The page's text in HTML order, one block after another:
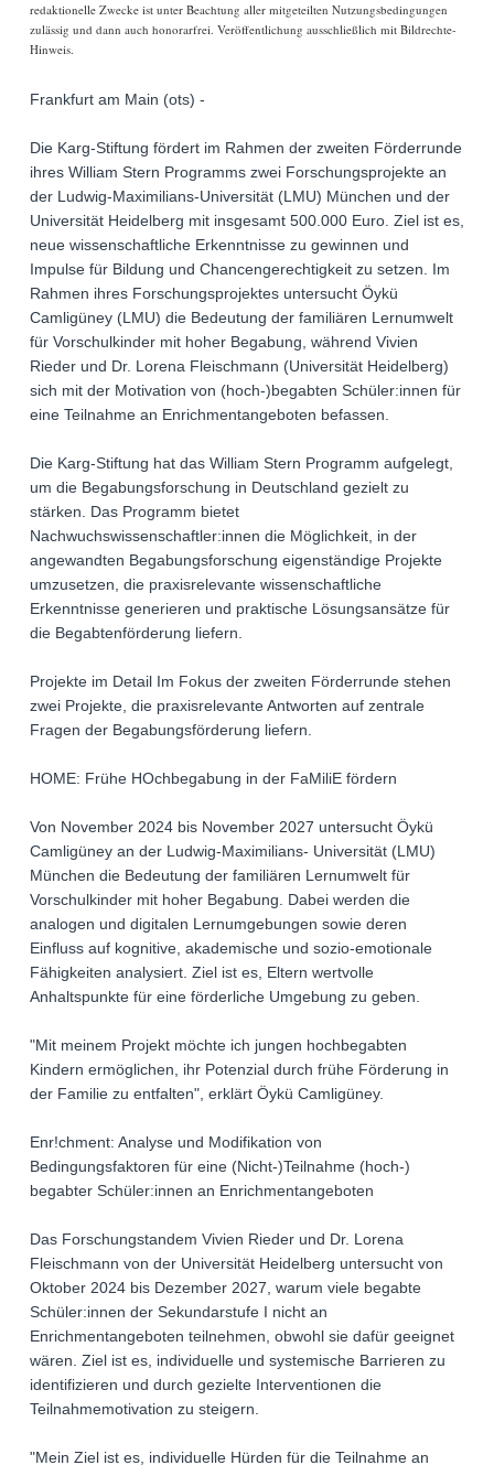
redaktionelle Zwecke ist unter Beachtung aller mitgeteilten Nutzungsbedingungen
zulässig und dann auch honorarfrei. Veröffentlichung ausschließlich mit Bildrechte-
Hinweis.
Frankfurt am Main (ots) -
Die Karg-Stiftung fördert im Rahmen der zweiten Förderrunde
ihres William Stern Programms zwei Forschungsprojekte an
der Ludwig-Maximilians-Universität (LMU) München und der
Universität Heidelberg mit insgesamt 500.000 Euro. Ziel ist es,
neue wissenschaftliche Erkenntnisse zu gewinnen und
Impulse für Bildung und Chancengerechtigkeit zu setzen. Im
Rahmen ihres Forschungsprojektes untersucht Öykü
Camligüney (LMU) die Bedeutung der familiären Lernumwelt
für Vorschulkinder mit hoher Begabung, während Vivien
Rieder und Dr. Lorena Fleischmann (Universität Heidelberg)
sich mit der Motivation von (hoch-)begabten Schüler:innen für
eine Teilnahme an Enrichmentangeboten befassen.
Die Karg-Stiftung hat das William Stern Programm aufgelegt,
um die Begabungsforschung in Deutschland gezielt zu
stärken. Das Programm bietet
Nachwuchswissenschaftler:innen die Möglichkeit, in der
angewandten Begabungsforschung eigenständige Projekte
umzusetzen, die praxisrelevante wissenschaftliche
Erkenntnisse generieren und praktische Lösungsansätze für
die Begabtenförderung liefern.
Projekte im Detail Im Fokus der zweiten Förderrunde stehen
zwei Projekte, die praxisrelevante Antworten auf zentrale
Fragen der Begabungsförderung liefern.
HOME: Frühe HOchbegabung in der FaMiliE fördern
Von November 2024 bis November 2027 untersucht Öykü
Camligüney an der Ludwig-Maximilians- Universität (LMU)
München die Bedeutung der familiären Lernumwelt für
Vorschulkinder mit hoher Begabung. Dabei werden die
analogen und digitalen Lernumgebungen sowie deren
Einfluss auf kognitive, akademische und sozio-emotionale
Fähigkeiten analysiert. Ziel ist es, Eltern wertvolle
Anhaltspunkte für eine förderliche Umgebung zu geben.
"Mit meinem Projekt möchte ich jungen hochbegabten
Kindern ermöglichen, ihr Potenzial durch frühe Förderung in
der Familie zu entfalten", erklärt Öykü Camligüney.
Enr!chment: Analyse und Modifikation von
Bedingungsfaktoren für eine (Nicht-)Teilnahme (hoch-)
begabter Schüler:innen an Enrichmentangeboten
Das Forschungstandem Vivien Rieder und Dr. Lorena
Fleischmann von der Universität Heidelberg untersucht von
Oktober 2024 bis Dezember 2027, warum viele begabte
Schüler:innen der Sekundarstufe I nicht an
Enrichmentangeboten teilnehmen, obwohl sie dafür geeignet
wären. Ziel ist es, individuelle und systemische Barrieren zu
identifizieren und durch gezielte Interventionen die
Teilnahmemotivation zu steigern.
"Mein Ziel ist es, individuelle Hürden für die Teilnahme an